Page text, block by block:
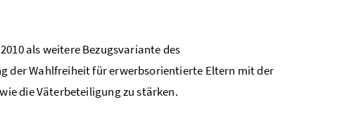
als weitere Bezugsvariante des
der Wahlfreiheit für erwerbsorientierte Eltern mit der
die Väterbeteiligung zu stärken.